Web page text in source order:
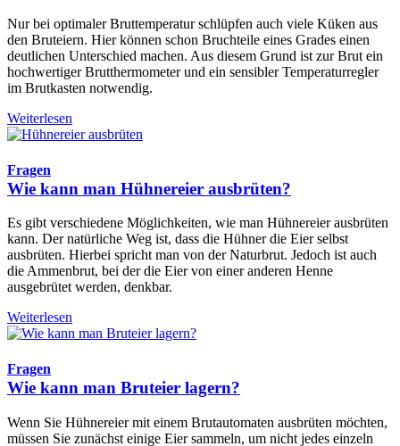
Nur bei optimaler Bruttemperatur schlüpfen auch viele Küken aus
den Bruteiern. Hier können schon Bruchteile eines Grades einen
deutlichen Unterschied machen. Aus diesem Grund ist zur Brut ein
hochwertiger Brutthermometer und ein sensibler Temperaturregler
im Brutkasten notwendig.
Weiterlesen
Fragen
Wie kann man Hühnereier ausbrüten?
Es gibt verschiedene Möglichkeiten, wie man Hühnereier ausbrüten
kann. Der natürliche Weg ist, dass die Hühner die Eier selbst
ausbrüten. Hierbei spricht man von der Naturbrut. Jedoch ist auch
die Ammenbrut, bei der die Eier von einer anderen Henne
ausgebrütet werden, denkbar.
Weiterlesen
Fragen
Wie kann man Bruteier lagern?
Wenn Sie Hühnereier mit einem Brutautomaten ausbrüten möchten,
müssen Sie zunächst einige Eier sammeln, um nicht jedes einzeln